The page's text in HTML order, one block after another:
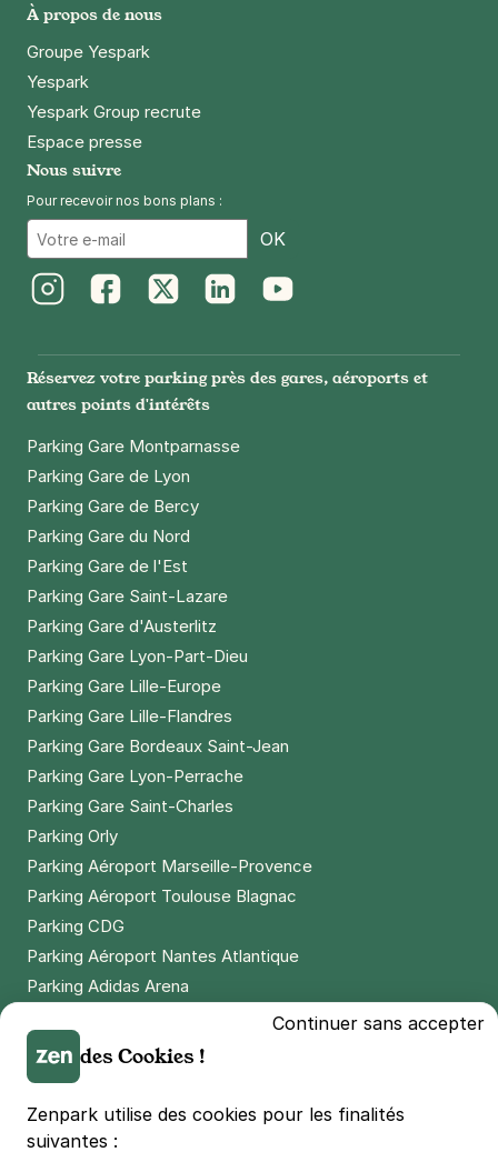
À propos de nous
Groupe Yespark
Yespark
Yespark Group recrute
Espace presse
Nous suivre
Pour recevoir nos bons plans :
OK
Réservez votre parking près des gares, aéroports et
autres points d'intérêts
Parking Gare Montparnasse
Parking Gare de Lyon
Parking Gare de Bercy
Parking Gare du Nord
Parking Gare de l'Est
Parking Gare Saint-Lazare
Parking Gare d'Austerlitz
Parking Gare Lyon-Part-Dieu
Parking Gare Lille-Europe
Parking Gare Lille-Flandres
Parking Gare Bordeaux Saint-Jean
Parking Gare Lyon-Perrache
Parking Gare Saint-Charles
Parking Orly
Parking Aéroport Marseille-Provence
Parking Aéroport Toulouse Blagnac
Parking CDG
Parking Aéroport Nantes Atlantique
Parking Adidas Arena
Parking LDLC Arena
Parking Stade Pierre Mauroy
Parking Groupama Stadium
Parking Vélodrome
Continuer sans accepter
des Cookies !
Zenpark utilise des cookies pour les finalités
suivantes :